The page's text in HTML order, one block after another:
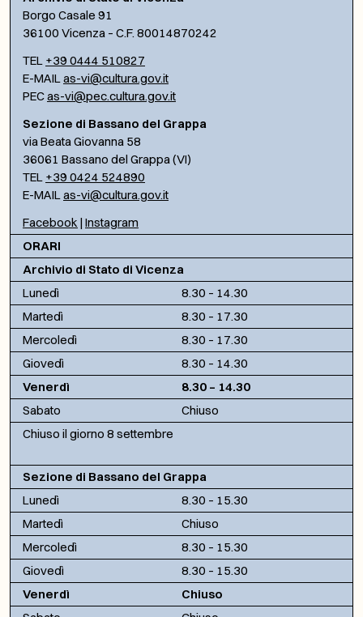
Borgo Casale 91
36100 Vicenza – C.F. 80014870242
TEL +39 0444 510827
E-MAILas-vi@cultura.gov.it
PECas-vi@pec.cultura.gov.it
Sezione di Bassano del Grappa
via Beata Giovanna 58
36061 Bassano del Grappa (VI)
TEL +39 0424 524890
E-MAILas-vi@cultura.gov.it
Facebook | Instagram
ORARI
Archivio di Stato di Vicenza
Lunedì
8.30 – 14.30
Martedì
8.30 – 17.30
Mercoledì
8.30 – 17.30
Giovedì
8.30 – 14.30
Venerdì
8.30 – 14.30
Sabato
Chiuso
Chiuso il giorno 8 settembre
Sezione di Bassano del Grappa
Lunedì
8.30 – 15.30
Martedì
Chiuso
Mercoledì
8.30 – 15.30
Giovedì
8.30 – 15.30
Venerdì
Chiuso